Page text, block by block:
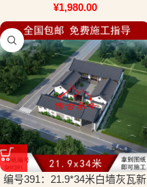
¥1,980.00
编号391：21.9*34米白墙灰瓦新